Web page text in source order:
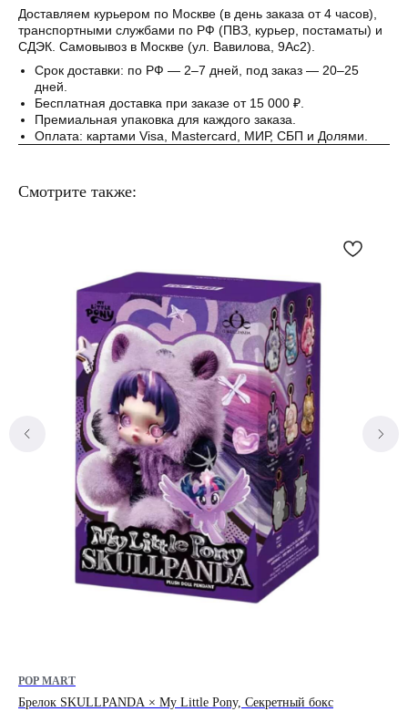
Доставляем курьером по Москве (в день заказа от 4 часов),
транспортными службами по РФ (ПВЗ, курьер, постаматы) и
СДЭК. Самовывоз в Москве (ул. Вавилова, 9Ас2).
Срок доставки: по РФ — 2–7 дней, под заказ — 20–25
дней.
Бесплатная доставка при заказе от 15 000 ₽.
Премиальная упаковка для каждого заказа.
Оплата: картами Visa, Mastercard, МИР, СБП и Долями.
Смотрите также:
Брелок SKULLPANDA × My Little Pony, Секретный бокс
POP MART
Понятно